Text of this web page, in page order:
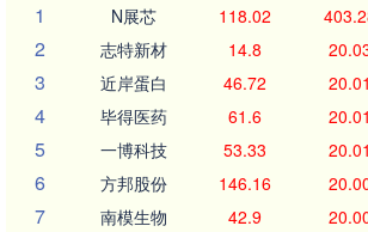
1
N展芯 118.02
2 志特新材 14.8
3 近岸蛋白 46.72
4 毕得医药 61.6
5 一博科技 53.33
6 方邦股份 146.16
7 南模生物 42.9